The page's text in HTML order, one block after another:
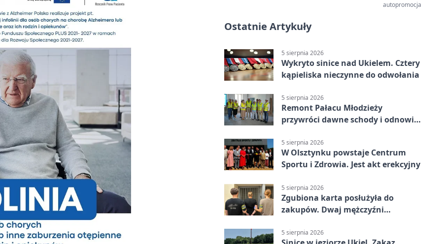
autopromocja
Ostatnie Artykuły
5 sierpnia 2026
Wykryto sinice nad Ukielem. Cztery
kąpieliska nieczynne do odwołania
5 sierpnia 2026
Remont Pałacu Młodzieży
przywróci dawne schody i odnowi
5 sierpnia 2026
W Olsztynku powstaje Centrum
Sportu i Zdrowia. Jest akt erekcyjny
5 sierpnia 2026
Zgubiona karta posłużyła do
zakupów. Dwaj mężczyźni
5 sierpnia 2026